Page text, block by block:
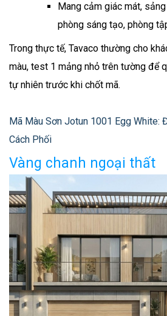
Mang cảm giác mát,
phòng sáng tạo, phòng
Trong thực tế, Tavaco thường cho
màu, test 1 mảng nhỏ trên tường để
tự nhiên trước khi chốt mã.
Mã Màu Sơn Jotun 1001 Egg White:
Cách Phối
Vàng chanh ngoại thất